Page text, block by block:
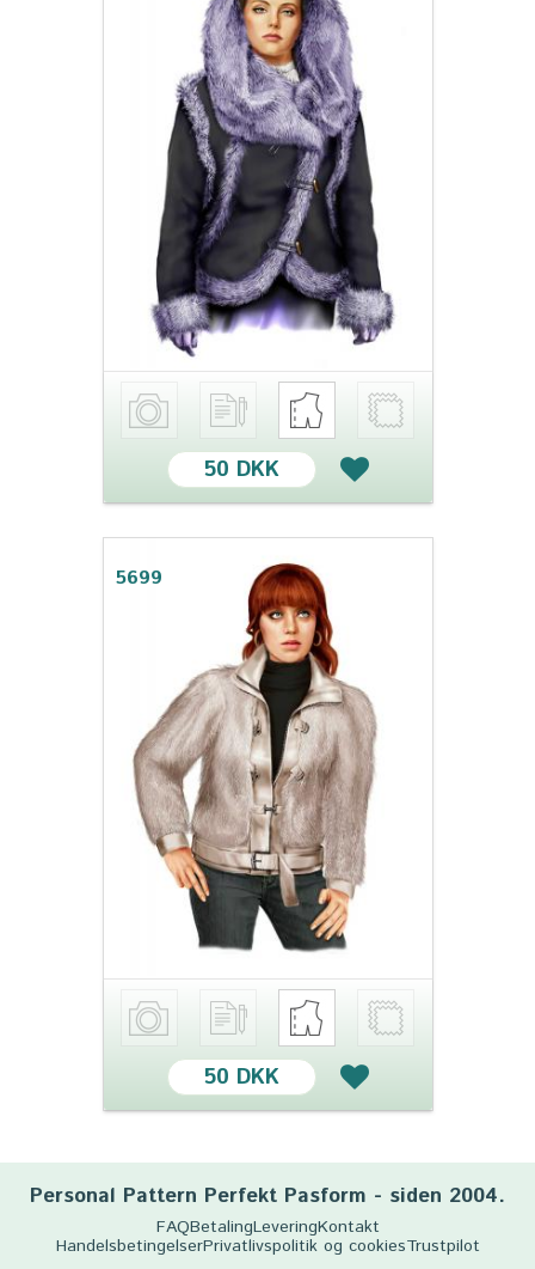
50 DKK
5699
50 DKK
Personal Pattern Perfekt Pasform - siden 2004.
FAQBetalingLeveringKontakt
HandelsbetingelserPrivatlivspolitik og cookiesTrustpilot